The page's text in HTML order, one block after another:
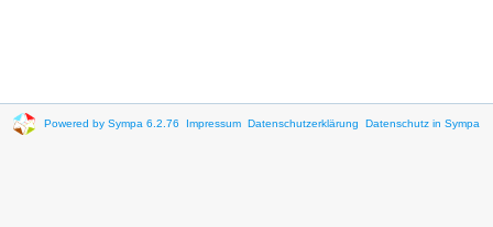
Powered by Sympa 6.2.76 Impressum Datenschutzerklärung Datenschutz in Sympa